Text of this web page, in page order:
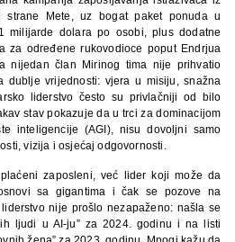
strane Mete, uz bogat paket ponuda u
milijarde dolara po osobi, plus dodatne
za određene rukovodioce poput Endrjua
nijedan član Mirinog tima nije prihvatio
dublje vrijednosti: vjera u misiju, snažna
liderstvo često su privlačniji od bilo
stav pokazuje da u trci za dominacijom
inteligencije (AGI), nisu dovoljni samo
vizija i osjećaj odgovornosti.
zaposleni, već lider koji može da
sa gigantima i čak se pozove na
nije prošlo nezapaženo: našla se
ljudi u AI-ju” za 2024. godinu i na listi